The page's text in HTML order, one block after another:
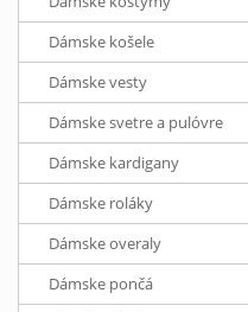
Dámske košele
Dámske vesty
Dámske svetre a pulóvre
Dámske kardigany
Dámske roláky
Dámske overaly
Dámske pončá